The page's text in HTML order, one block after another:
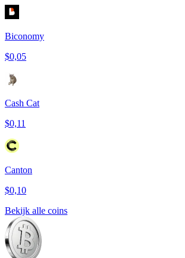
Biconomy
$0,05
Cash Cat
$0,11
Canton
$0,10
Bekijk alle coins